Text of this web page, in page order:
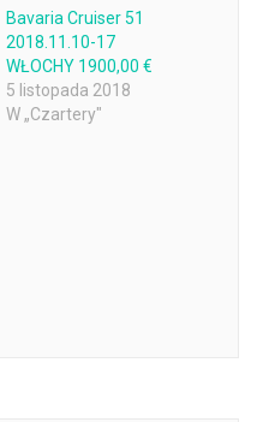
Bavaria Cruiser 51
2018.11.10-17
WŁOCHY 1900,00 €
5 listopada 2018
W „Czartery"